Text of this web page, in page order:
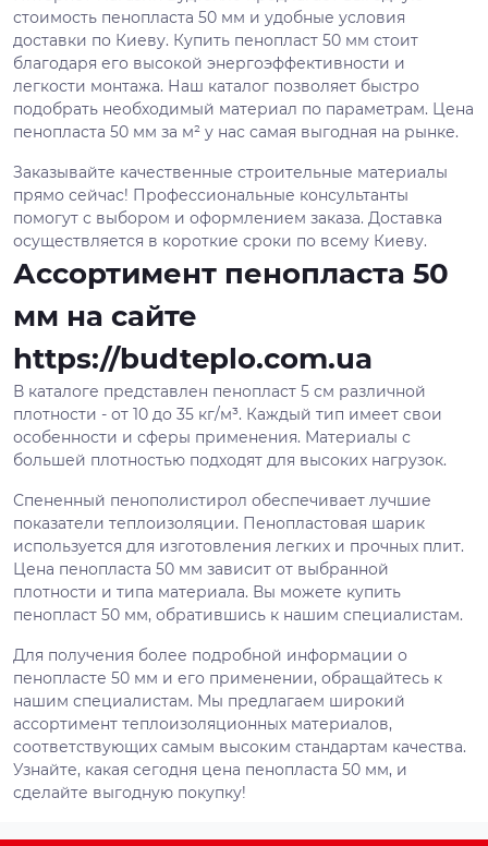
стоимость пенопласта 50 мм и удобные условия
доставки по Киеву. Купить пенопласт 50 мм стоит
благодаря его высокой энергоэффективности и
легкости монтажа. Наш каталог позволяет быстро
подобрать необходимый материал по параметрам. Цена
пенопласта 50 мм за м² у нас самая выгодная на рынке.
Заказывайте качественные строительные материалы
прямо сейчас! Профессиональные консультанты
помогут с выбором и оформлением заказа. Доставка
осуществляется в короткие сроки по всему Киеву.
Ассортимент пенопласта 50
мм на сайте
https://budteplo.com.ua
В каталоге представлен пенопласт 5 см различной
плотности - от 10 до 35 кг/м³. Каждый тип имеет свои
особенности и сферы применения. Материалы с
большей плотностью подходят для высоких нагрузок.
Спененный пенополистирол обеспечивает лучшие
показатели теплоизоляции. Пенопластовая шарик
используется для изготовления легких и прочных плит.
Цена пенопласта 50 мм зависит от выбранной
плотности и типа материала. Вы можете купить
пенопласт 50 мм, обратившись к нашим специалистам.
Для получения более подробной информации о
пенопласте 50 мм и его применении, обращайтесь к
нашим специалистам. Мы предлагаем широкий
ассортимент теплоизоляционных материалов,
соответствующих самым высоким стандартам качества.
Узнайте, какая сегодня цена пенопласта 50 мм, и
сделайте выгодную покупку!